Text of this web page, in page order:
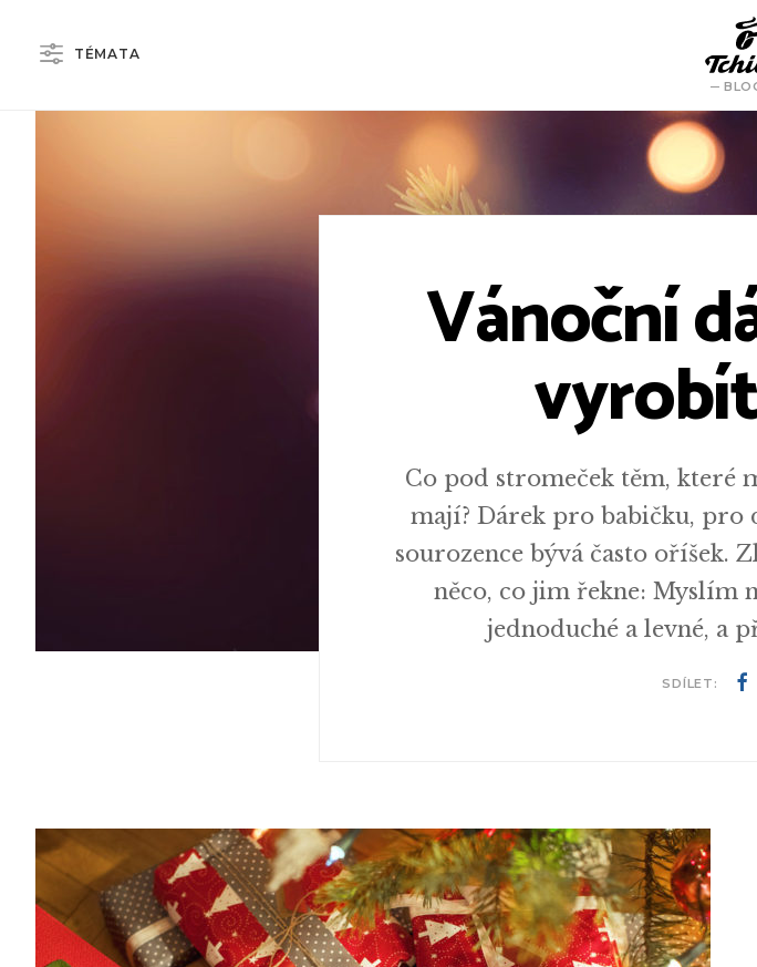
TÉMATA
Vánoční
Co pod stromeček těm, které
mají? Dárek pro babičku, pro
sourozence bývá často oříšek.
něco, co jim řekne: Myslím
jednoduché a levné, a
SDÍLET: